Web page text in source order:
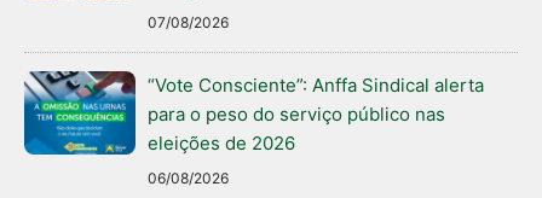
07/08/2026
“Vote Consciente”: Anffa Sindical alerta
para o peso do serviço público nas
eleições de 2026
06/08/2026